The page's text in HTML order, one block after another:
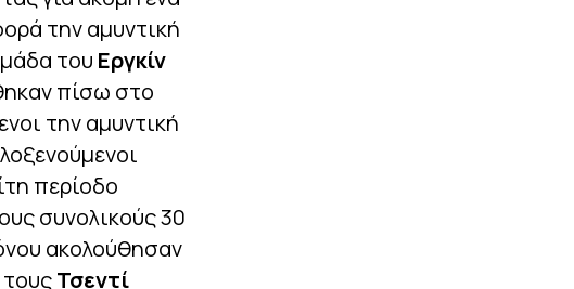
την αμυντική
του Εργκίν
πίσω στο
την αμυντική
περίοδο
συνολικούς 30
ακολούθησαν
Τσεντί